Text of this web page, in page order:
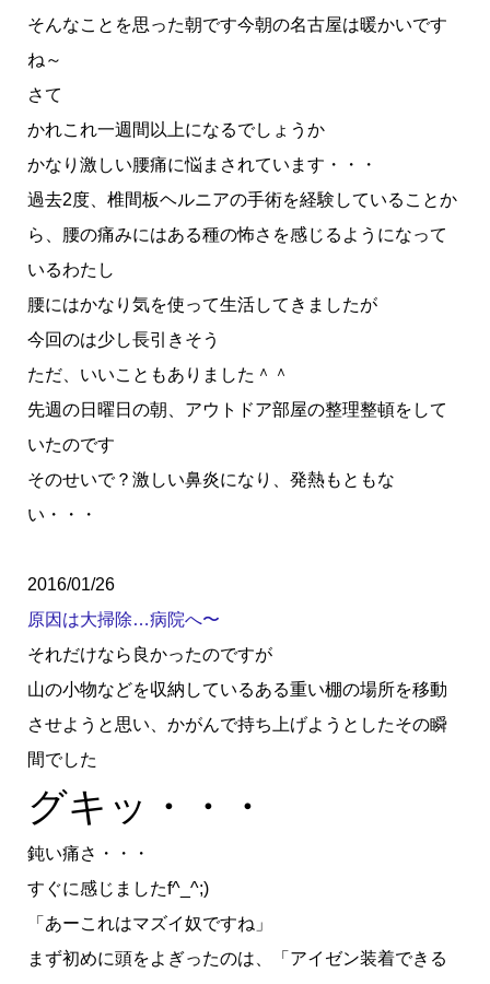
そんなことを思った朝です今朝の名古屋は暖かいです
ね～
さて
かれこれ一週間以上になるでしょうか
かなり激しい腰痛に悩まされています・・・
過去2度、椎間板ヘルニアの手術を経験していることか
ら、腰の痛みにはある種の怖さを感じるようになって
いるわたし
腰にはかなり気を使って生活してきましたが
今回のは少し長引きそう
ただ、いいこともありました＾＾
先週の日曜日の朝、アウトドア部屋の整理整頓をして
いたのです
そのせいで？激しい鼻炎になり、発熱もともな
い・・・
2016/01/26
原因は大掃除…病院へ〜
それだけなら良かったのですが
山の小物などを収納しているある重い棚の場所を移動
させようと思い、かがんで持ち上げようとしたその瞬
間でした
グキッ・・・
鈍い痛さ・・・
すぐに感じましたf^_^;)
「あーこれはマズイ奴ですね」
まず初めに頭をよぎったのは、「アイゼン装着できる